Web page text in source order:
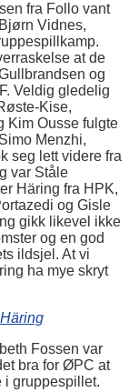
fra Follo vant
Vidnes,
at de
og
Veldig gledelig
Kise,
Kim Ousse fulgte
Menzhi,
seg lett videre fra
var Ståle
Häring fra HPK,
og Gisle
gikk likevel ikke
og en god
ildsjel. At vi
ha mye skryt
Fossen var
bra for ØPC at
i gruppespillet.